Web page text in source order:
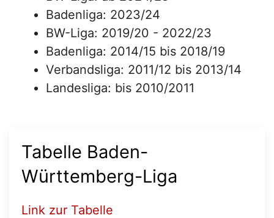
Badenliga: 2023/24
BW-Liga: 2019/20 - 2022/23
Badenliga: 2014/15 bis 2018/19
Verbandsliga: 2011/12 bis 2013/14
Landesliga: bis 2010/2011
Tabelle Baden-
Württemberg-Liga
Link zur Tabelle